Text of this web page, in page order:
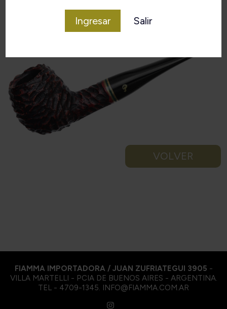
Ingresar Salir
Irlanda
VOLVER
FIAMMA IMPORTADORA / JUAN ZUFRIATEGUI 3905 -
VILLA MARTELLI - PCIA DE BUENOS AIRES - ARGENTINA.
TEL - 4709-1345. INFO@FIAMMA.COM.AR